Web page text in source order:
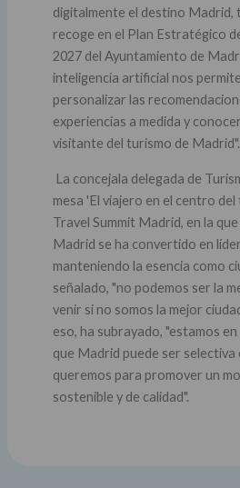
digitalmente el destino Madrid,
recoge en el Plan Estratégico
2027 del Ayuntamiento de
inteligencia artificial nos
personalizar las
experiencias a medida y
visitante del turismo de Madrid".
La concejala delegada de
mesa 'El viajero en el centro
Travel Summit Madrid, en la
Madrid se ha convertido en
manteniendo la esencia como
señalado, "no podemos ser la
venir si no somos la mejor
eso, ha subrayado, "estamos
que Madrid puede ser selectiva
queremos para promover un
sostenible y de calidad".